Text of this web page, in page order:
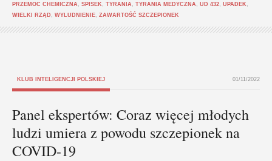
PRZEMOC CHEMICZNA
SPISEK TYRANIA TYRANIA MEDYCZNA UD 432 UPADEK
WIELKI RZĄD
WYLUDNIENIE ZAWARTOŚĆ SZCZEPIONEK
KLUB INTELIGENCJI POLSKIEJ 01/11/2022
Panel ekspertów: Coraz więcej młodych
ludzi umiera z powodu szczepionek na
COVID-19